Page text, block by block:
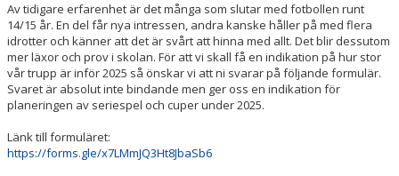
Av tidigare erfarenhet är det många som slutar med fotbollen runt
14/15 år. En del får nya intressen, andra kanske håller på med flera
idrotter och känner att det är svårt att hinna med allt. Det blir dessutom
mer läxor och prov i skolan. För att vi skall få en indikation på hur stor
vår trupp är inför 2025 så önskar vi att ni svarar på följande formulär.
Svaret är absolut inte bindande men ger oss en indikation för
planeringen av seriespel och cuper under 2025.
Länk till formuläret:
https://forms.gle/x7LMmJQ3Ht8JbaSb6